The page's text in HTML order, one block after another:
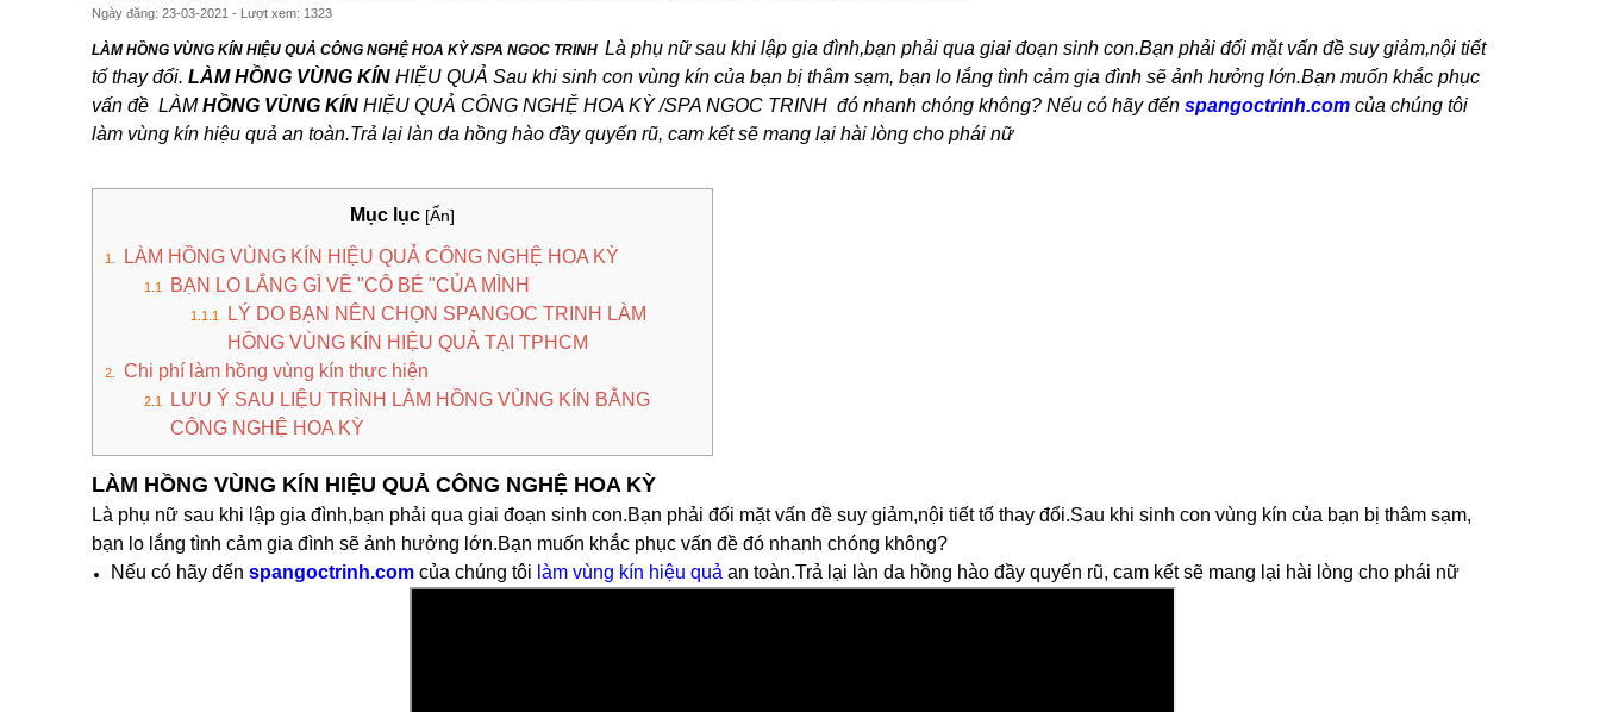
Ngày đăng: 23-03-2021 - Lượt xem: 1323
LÀM HỒNG VÙNG KÍN HIỆU QUẢ CÔNG NGHỆ HOA KỲ /SPA NGOC TRINH Là phụ nữ sau khi lập gia đình,bạn phải qua giai đoạn sinh con.Bạn phải đối mặt vấn đề suy giảm,nội tiết
tố thay đổi. LÀM HỒNG VÙNG KÍN HIỆU QUẢ Sau khi sinh con vùng kín của bạn bị thâm sạm, bạn lo lắng tình cảm gia đình sẽ ảnh hưởng lớn.Bạn muốn khắc phục
vấn đề LÀMHỒNG VÙNG KÍN HIỆU QUẢ CÔNG NGHỆ HOA KỲ /SPA NGOC TRINH đó nhanh chóng không? Nếu có hãy đến spangoctrinh.com của chúng tôi
làm vùng kín hiệu quả an toàn.Trả lại làn da hồng hào đầy quyến rũ, cam kết sẽ mang lại hài lòng cho phái nữ
Mục lục [Ẩn]
LÀM HỒNG VÙNG KÍN HIỆU QUẢ CÔNG NGHỆ HOA KỲ
BẠN LO LẮNG GÌ VỀ "CÔ BÉ "CỦA MÌNH
LÝ DO BẠN NÊN CHỌN SPANGOC TRINH LÀM
HỒNG VÙNG KÍN HIỆU QUẢ TẠI TPHCM
Chi phí làm hồng vùng kín thực hiện
LƯU Ý SAU LIỆU TRÌNH LÀM HỒNG VÙNG KÍN BẰNG
CÔNG NGHỆ HOA KỲ
LÀM HỒNG VÙNG KÍN HIỆU QUẢ CÔNG NGHỆ HOA KỲ
Là phụ nữ sau khi lập gia đình,bạn phải qua giai đoạn sinh con.Bạn phải đối mặt vấn đề suy giảm,nội tiết tố thay đổi.Sau khi sinh con vùng kín của bạn bị thâm sạm,
bạn lo lắng tình cảm gia đình sẽ ảnh hưởng lớn.Bạn muốn khắc phục vấn đề đó nhanh chóng không?
Nếu có hãy đến spangoctrinh.com của chúng tôi làm vùng kín hiệu quả an toàn.Trả lại làn da hồng hào đầy quyến rũ, cam kết sẽ mang lại hài lòng cho phái nữ